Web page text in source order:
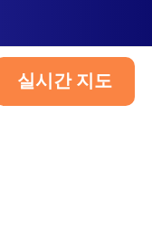
실시간 지도